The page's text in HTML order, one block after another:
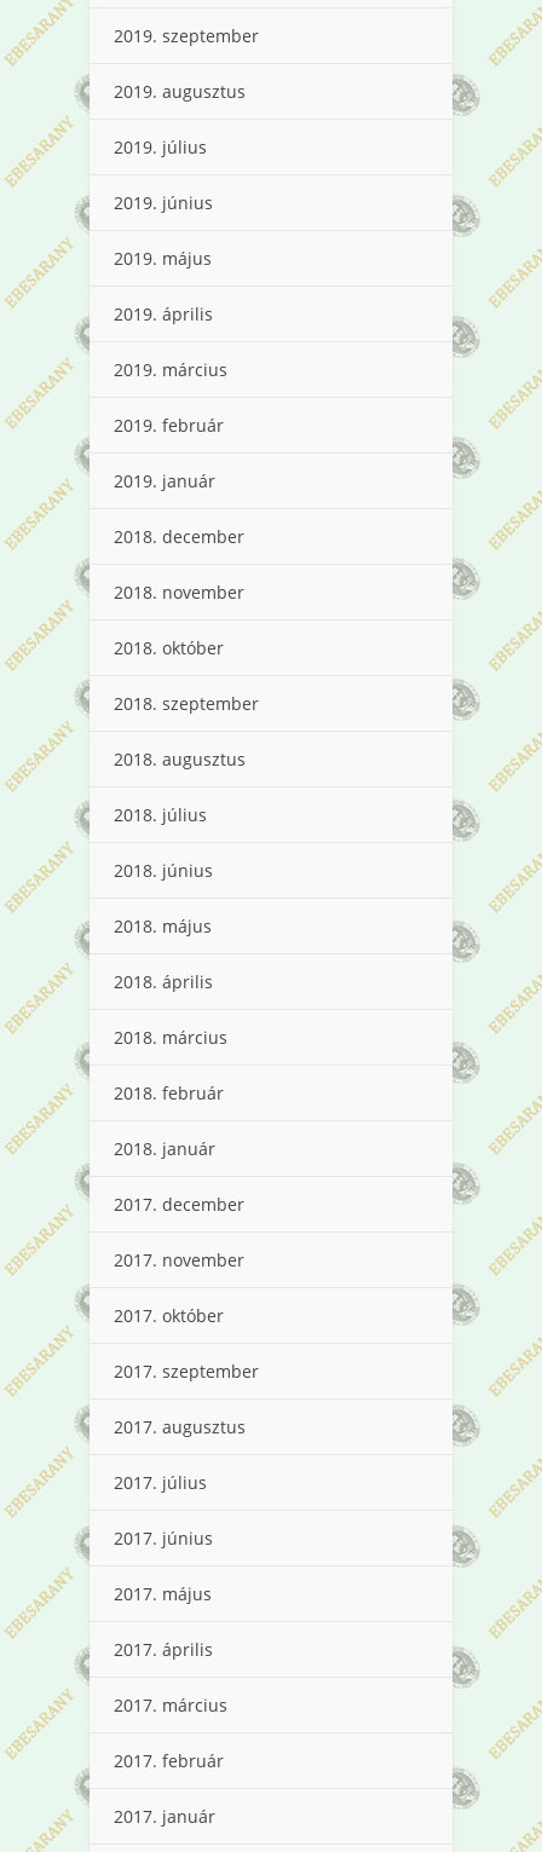
2019. szeptember
2019. augusztus
2019. július
2019. június
2019. május
2019. április
2019. március
2019. február
2019. január
2018. december
2018. november
2018. október
2018. szeptember
2018. augusztus
2018. július
2018. június
2018. május
2018. április
2018. március
2018. február
2018. január
2017. december
2017. november
2017. október
2017. szeptember
2017. augusztus
2017. július
2017. június
2017. május
2017. április
2017. március
2017. február
2017. január